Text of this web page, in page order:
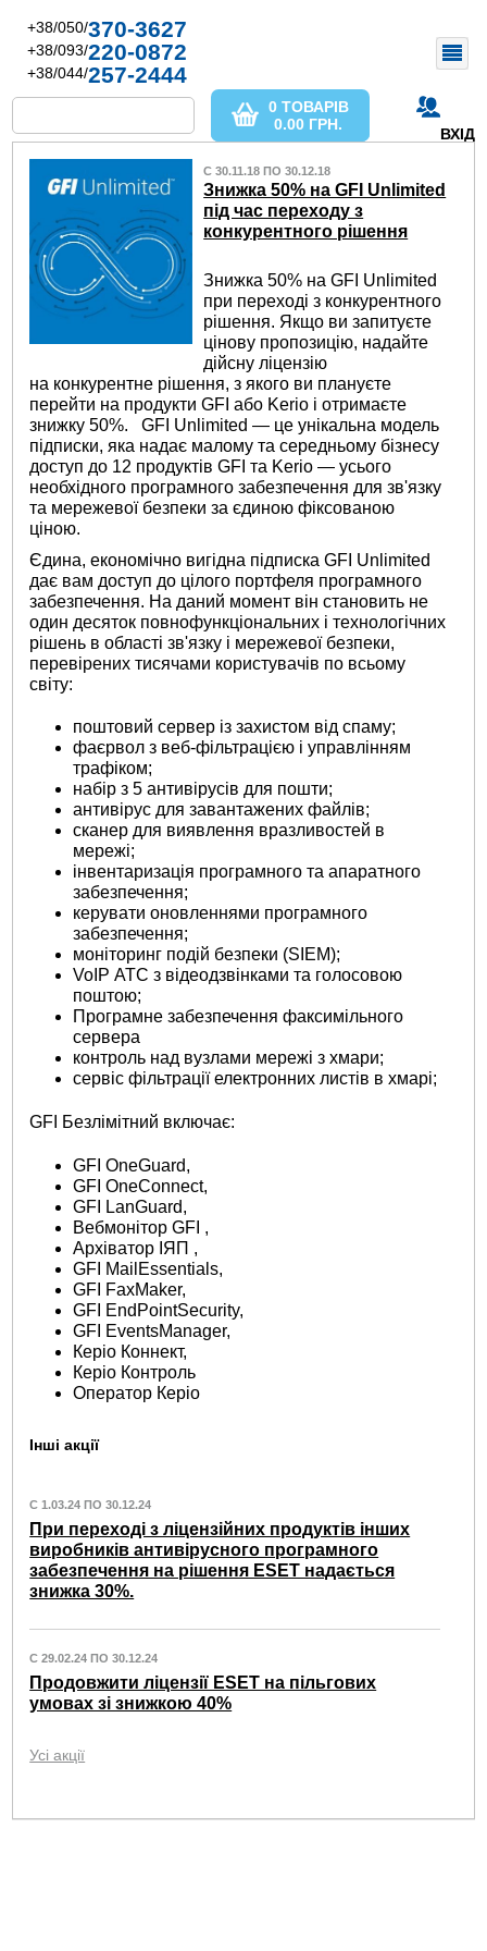
+38/050/370-3627
+38/093/220-0872
+38/044/257-2444
ВХІД
0 ТОВАРІВ
0.00 ГРН.
С 30.11.18 ПО 30.12.18
Знижка 50% на GFI Unlimited
під час переходу з
конкурентного рішення
Знижка 50% на GFI Unlimited
при переході з конкурентного
рішення. Якщо ви запитуєте
цінову пропозицію, надайте
дійсну ліцензію
на конкурентне рішення, з якого ви плануєте
перейти на продукти GFI або Kerio і отримаєте
знижку 50%. GFI Unlimited — це унікальна модель
підписки, яка надає малому та середньому бізнесу
доступ до 12 продуктів GFI та Kerio — усього
необхідного програмного забезпечення для зв'язку
та мережевої безпеки за єдиною фіксованою
ціною.
Єдина, економічно вигідна підписка GFI Unlimited
дає вам доступ до цілого портфеля програмного
забезпечення. На даний момент він становить не
один десяток повнофункціональних і технологічних
рішень в області зв'язку і мережевої безпеки,
перевірених тисячами користувачів по всьому
світу:
поштовий сервер із захистом від спаму;
фаєрвол з веб-фільтрацією і управлінням
трафіком;
набір з 5 антивірусів для пошти;
антивірус для завантажених файлів;
сканер для виявлення вразливостей в
мережі;
інвентаризація програмного та апаратного
забезпечення;
керувати оновленнями програмного
забезпечення;
моніторинг подій безпеки (SIEM);
VoIP АТС з відеодзвінками та голосовою
поштою;
Програмне забезпечення факсимільного
сервера
контроль над вузлами мережі з хмари;
сервіс фільтрації електронних листів в хмарі;
GFI Безлімітний включає:
GFI OneGuard,
GFI OneConnect,
GFI LanGuard,
Вебмонітор GFI ,
Архіватор ІЯП ,
GFI MailEssentials,
GFI FaxMaker,
GFI EndPointSecurity,
GFI EventsManager,
Керіо Коннект,
Керіо Контроль
Оператор Керіо
Інші акції
С 1.03.24 ПО 30.12.24
При переході з ліцензійних продуктів інших
виробників антивірусного програмного
забезпечення на рішення ESET надається
знижка 30%.
С 29.02.24 ПО 30.12.24
Продовжити ліцензії ESET на пільгових
умовах зі знижкою 40%
Усі акції